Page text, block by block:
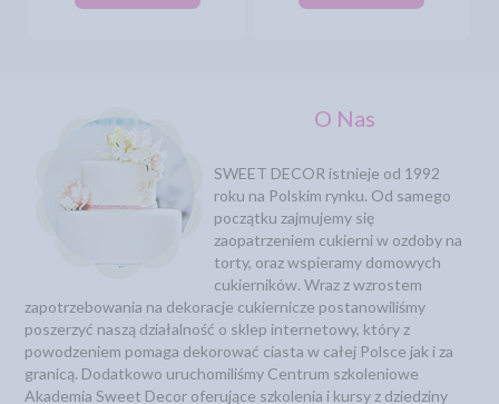
O Nas
SWEET DECOR istnieje od 1992
roku na Polskim rynku. Od samego
początku zajmujemy się
zaopatrzeniem cukierni w ozdoby na
torty, oraz wspieramy domowych
cukierników. Wraz z wzrostem
zapotrzebowania na dekoracje cukiernicze postanowiliśmy
poszerzyć naszą działalność o sklep internetowy, który z
powodzeniem pomaga dekorować ciasta w całej Polsce jak i za
granicą. Dodatkowo uruchomiliśmy Centrum szkoleniowe
Akademia Sweet Decor oferujące szkolenia i kursy z dziedziny